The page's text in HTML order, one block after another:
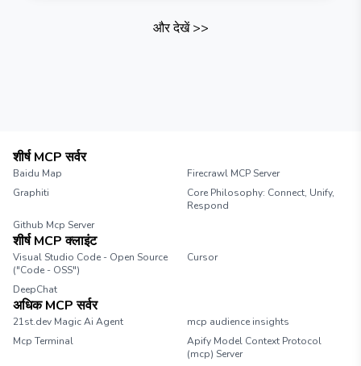
और देखें>>
शीर्ष MCP सर्वर
Baidu Map
Firecrawl MCP Server
Graphiti
Core Philosophy: Connect, Unify,
Respond
Github Mcp Server
शीर्ष MCP क्लाइंट
Visual Studio Code - Open Source
("Code - OSS")
Cursor
DeepChat
अधिक MCP सर्वर
21st.dev Magic Ai Agent
mcp audience insights
Mcp Terminal
Apify Model Context Protocol
(mcp) Server